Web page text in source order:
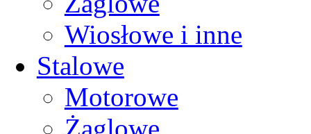
Wiosłowe i inne
Stalowe
Motorowe
Żaglowe